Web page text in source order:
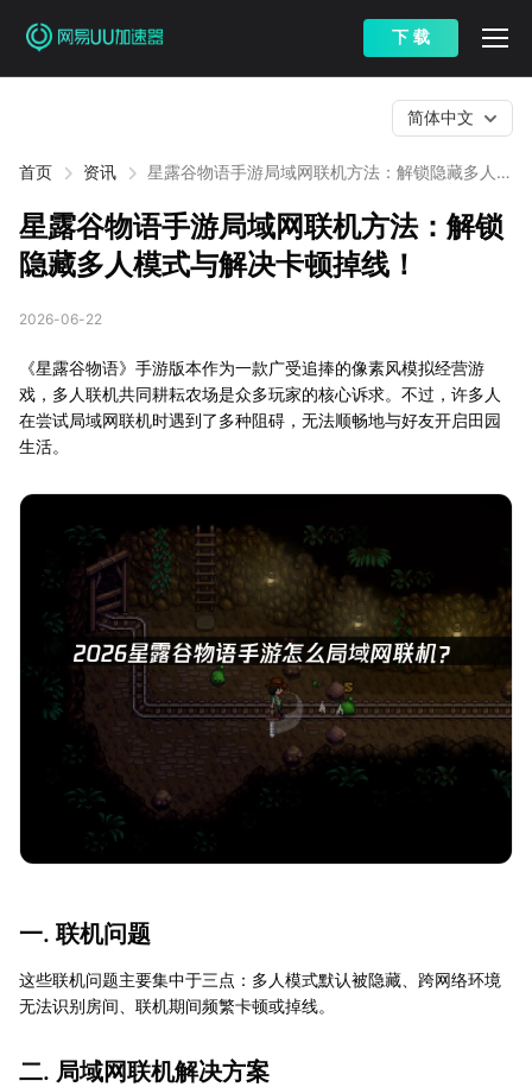
下 载
首页 资讯
星露谷物语手游局域网联机方法：解锁隐藏多人模
简体中文
星露谷物语手游局域网联机方法：解锁
隐藏多人模式与解决卡顿掉线！
2026-06-22
《星露谷物语》手游版本作为一款广受追捧的像素风模拟经营游
戏，多人联机共同耕耘农场是众多玩家的核心诉求。不过，许多人
在尝试局域网联机时遇到了多种阻碍，无法顺畅地与好友开启田园
生活。
一. 联机问题
这些联机问题主要集中于三点：多人模式默认被隐藏、跨网络环境
无法识别房间、联机期间频繁卡顿或掉线。
二. 局域网联机解决方案